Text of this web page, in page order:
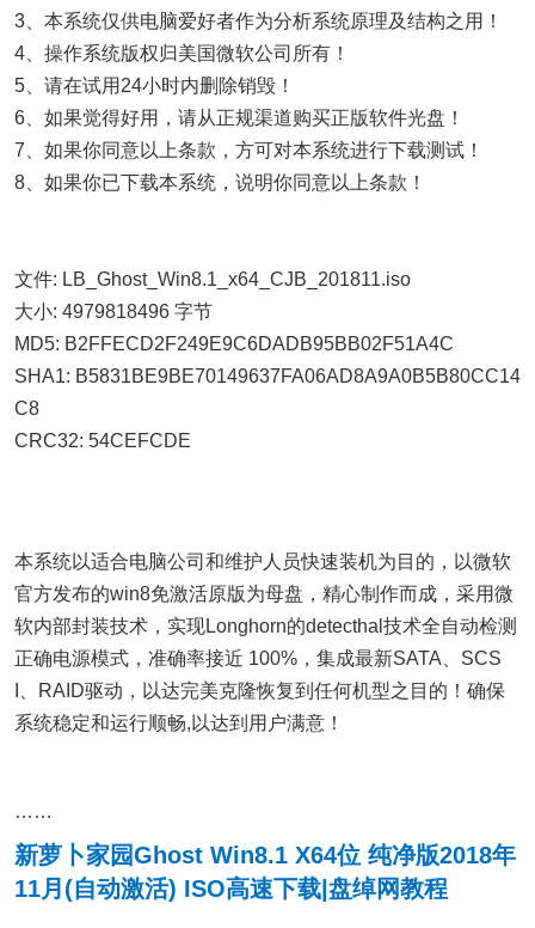
3、本系统仅供电脑爱好者作为分析系统原理及结构之用！
4、操作系统版权归美国微软公司所有！
5、请在试用24小时内删除销毁！
6、如果觉得好用，请从正规渠道购买正版软件光盘！
7、如果你同意以上条款，方可对本系统进行下载测试！
8、如果你已下载本系统，说明你同意以上条款！
文件: LB_Ghost_Win8.1_x64_CJB_201811.iso
大小: 4979818496 字节
MD5: B2FFECD2F249E9C6DADB95BB02F51A4C
SHA1: B5831BE9BE70149637FA06AD8A9A0B5B80CC14
C8
CRC32: 54CEFCDE
本系统以适合电脑公司和维护人员快速装机为目的，以微软
官方发布的win8免激活原版为母盘，精心制作而成，采用微
软内部封装技术，实现Longhorn的detecthal技术全自动检测
正确电源模式，准确率接近 100%，集成最新SATA、SCS
I、RAID驱动，以达完美克隆恢复到任何机型之目的！确保
系统稳定和运行顺畅,以达到用户满意！
……
新萝卜家园Ghost Win8.1 X64位 纯净版2018年
11月(自动激活) ISO高速下载|盘绰网教程